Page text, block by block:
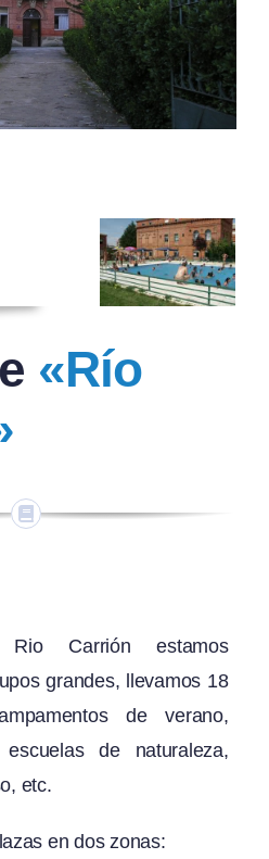
«Río
Carrión estamos
grandes, llevamos 18
de verano,
de naturaleza,
etc.
en dos zonas: